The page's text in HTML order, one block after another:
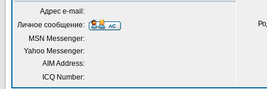
Адрес e-mail:
Личное сообщение:
MSN Messenger:
Yahoo Messenger:
AIM Address:
ICQ Number: